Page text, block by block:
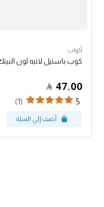
أكواب
كوب باستيل لاتيه لون البينك 12
47.00
5
(1)